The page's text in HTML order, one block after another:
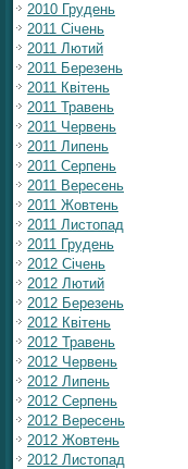
2010 Грудень
2011 Січень
2011 Лютий
2011 Березень
2011 Квітень
2011 Травень
2011 Червень
2011 Липень
2011 Серпень
2011 Вересень
2011 Жовтень
2011 Листопад
2011 Грудень
2012 Січень
2012 Лютий
2012 Березень
2012 Квітень
2012 Травень
2012 Червень
2012 Липень
2012 Серпень
2012 Вересень
2012 Жовтень
2012 Листопад